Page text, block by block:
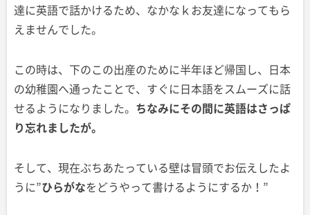
達に英語で話かけるため、なかなｋお友達になってもら
えませんでした。
この時は、下のこの出産のために半年ほど帰国し、日本
の幼稚園へ通ったことで、すぐに日本語をスムーズに話
せるようになりました。 ちなみにその間に英語はさっぱ
り忘れましたが。
そして、現在ぶちあたっている壁は冒頭でお伝えしたよ
うに”ひらがなをどうやって書けるようにするか！”